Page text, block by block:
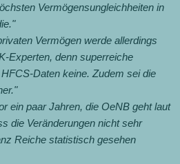
Vermögensungleichheiten in
Vermögen werde allerdings
Experten, denn superreiche
Daten keine. Zudem sei die
ein paar Jahren, die OeNB geht laut
die Veränderungen nicht sehr
Reiche statistisch gesehen